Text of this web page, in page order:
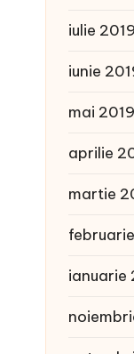
iulie 2019
iunie
mai 2019
aprilie
martie
ianuarie